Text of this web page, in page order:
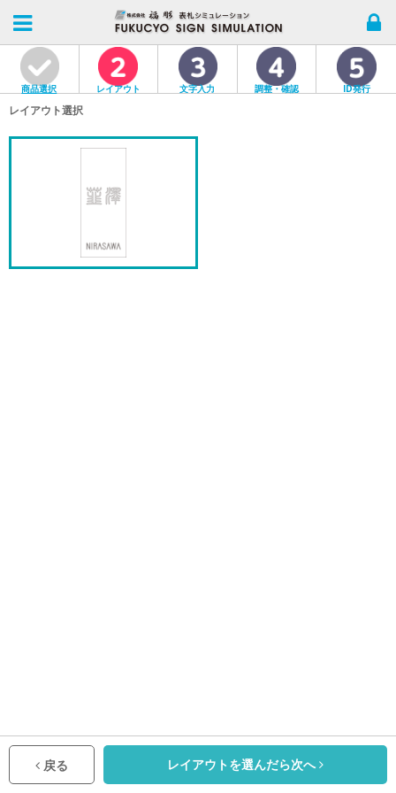
商品選択 レイアウト 文字入力 調整・確認 ID発行
レイアウト選択
戻る レイアウトを選んだら次へ